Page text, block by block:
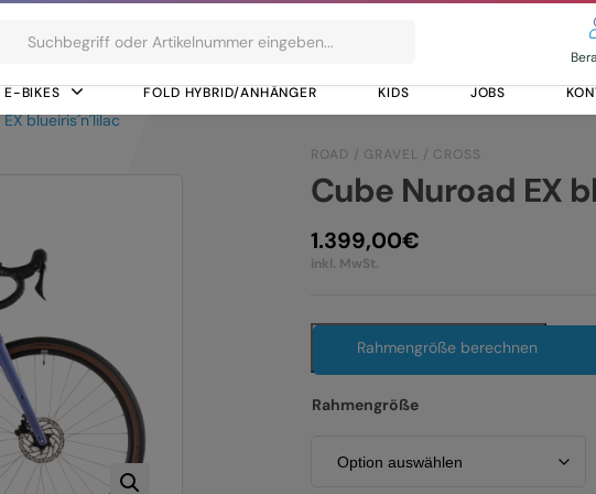
E-BIKES FOLD HYBRID/ANHÄNGER KIDS JOBS
blueiris´n´lilac
ROAD / GRAVEL / CROSS
Cube Nuroad EX
1.399,00€
inkl. MwSt.
Rahmengröße berechnen
Rahmengröße